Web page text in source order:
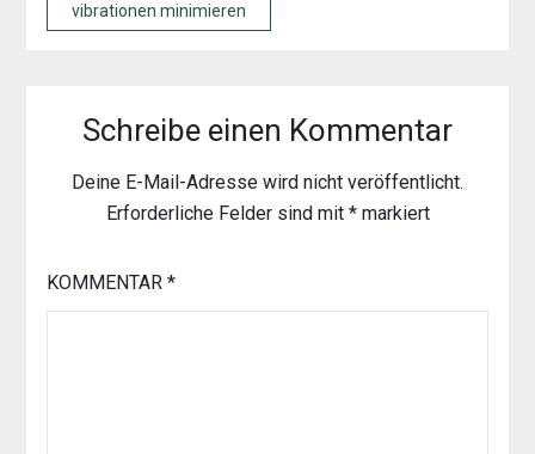
vibrationen minimieren
Schreibe einen Kommentar
Deine E-Mail-Adresse wird nicht veröffentlicht.
Erforderliche Felder sind mit *markiert
KOMMENTAR *